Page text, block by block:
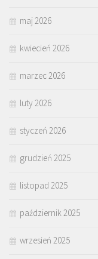
maj 2026
kwiecień 2026
marzec 2026
luty 2026
styczeń 2026
grudzień 2025
listopad 2025
październik 2025
wrzesień 2025